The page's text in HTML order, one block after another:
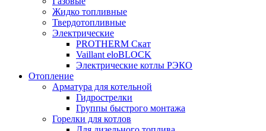
Жидко топливные
Твердотопливные
Электрические
PROTHERM Скат
Vaillant eloBLOCK
Электрические котлы РЭКО
Отопление
Арматура для котельной
Гидрострелки
Группы быстрого монтажа
Горелки для котлов